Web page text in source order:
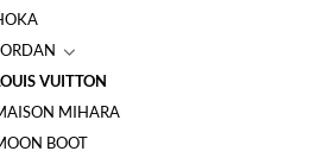
VUITTON
MIHARA
BOOT